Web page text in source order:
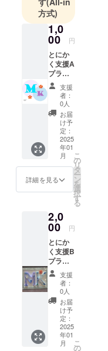
着付け師
ABCクッキ
ングスタジ
オBreadライ
センス取得
方式)
1,0
00 円
とにか
く支援A
プラン
【お礼
のメッ
セー
ジ】 感
謝の気
持ちを
込め
て、お
礼の
メッ
セージ
とイベ
ントの
告をお
送りし
ます。
このリ
ターン
は2000
円のリ
ターン
と同じ
内容に
なりま
す。
支援
者：
0人
お届
け予
定：
2025
年01
月
詳細を見る
こ
の
リ
タ
ー
ン
を
選
択
す
る
2,0
00 円
とにか
く支援B
プラン
【お礼
のメッ
セー
ジ】 感
謝の気
持ちを
込め
て、お
礼の
支援
者：
0人
お届
け予
定：
2025
年01
月
こ
の